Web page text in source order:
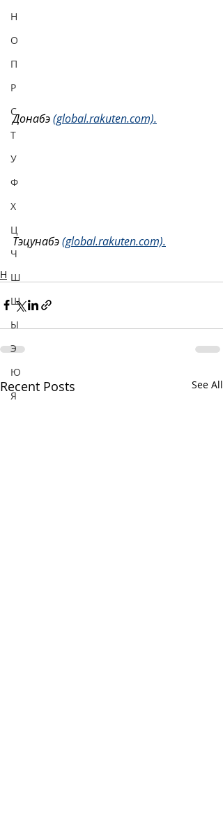
Н
О
П
Р
С
Т
У
Ф
Х
Ц
Ч
Ш
Щ
Ы
Э
Ю
Я
Донабэ (global.rakuten.com).
Тэцунабэ (global.rakuten.com).
Н
Recent Posts See All